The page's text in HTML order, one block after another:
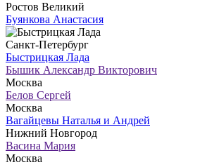
Ростов Великий
Буянкова Анастасия
Санкт-Петербург
Быстрицкая Лада
Бышик Александр Викторович
Москва
Белов Сергей
Москва
Вагайцевы Наталья и Андрей
Нижний Новгород
Васина Мария
Москва